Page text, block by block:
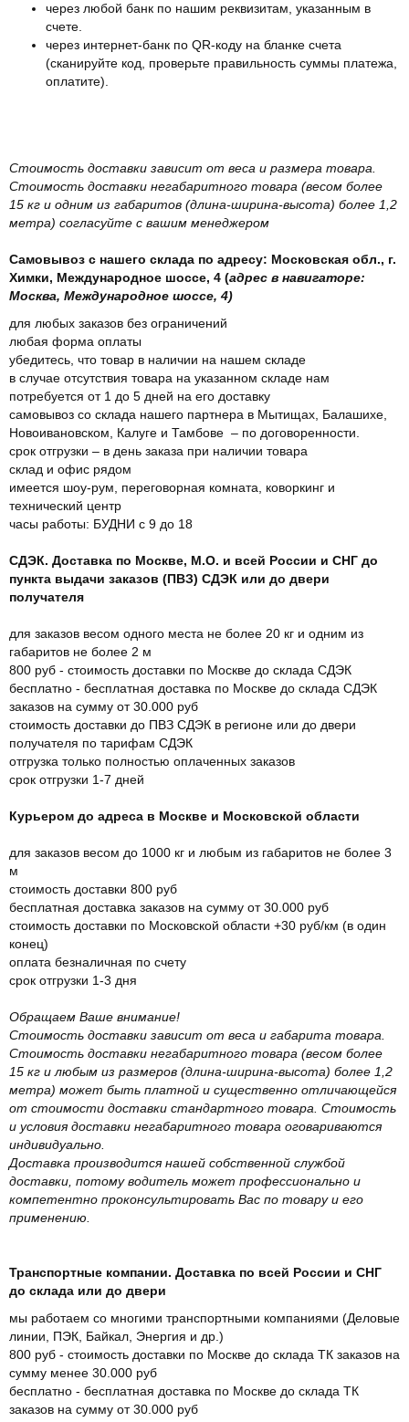
через любой банк по нашим реквизитам, указанным в
счете.
через интернет-банк по QR-коду на бланке счета
(сканируйте код, проверьте правильность суммы платежа,
оплатите).
Стоимость доставки зависит от веса и размера товара.
Стоимость доставки негабаритного товара (весом более
15 кг и одним из габаритов (длина-ширина-высота) более 1,2
метра) согласуйте с вашим менеджером
Самовывоз с нашего склада по адресу: Московская обл., г.
Химки, Международное шоссе, 4 (адрес в навигаторе:
Москва, Международное шоссе, 4)
для любых заказов без ограничений
любая форма оплаты
убедитесь, что товар в наличии на нашем складе
в случае отсутствия товара на указанном складе нам
потребуется от 1 до 5 дней на его доставку
самовывоз со склада нашего партнера в Мытищах, Балашихе,
Новоивановском, Калуге и Тамбове – по договоренности.
срок отгрузки – в день заказа при наличии товара
склад и офис рядом
имеется шоу-рум, переговорная комната, коворкинг и
технический центр
часы работы: БУДНИ с 9 до 18
СДЭК. Доставка по Москве, М.О. и всей России и СНГ до
пункта выдачи заказов (ПВЗ) СДЭК или до двери
получателя
для заказов весом одного места не более 20 кг и одним из
габаритов не более 2 м
800 руб - стоимость доставки по Москве до склада СДЭК
бесплатно - бесплатная доставка по Москве до склада СДЭК
заказов на сумму от 30.000 руб
стоимость доставки до ПВЗ СДЭК в регионе или до двери
получателя по тарифам СДЭК
отгрузка только полностью оплаченных заказов
срок отгрузки 1-7 дней
Курьером до адреса в Москве и Московской области
для заказов весом до 1000 кг и любым из габаритов не более 3
м
стоимость доставки 800 руб
бесплатная доставка заказов на сумму от 30.000 руб
стоимость доставки по Московской области +30 руб/км (в один
конец)
оплата безналичная по счету
срок отгрузки 1-3 дня
Обращаем Ваше внимание!
Стоимость доставки зависит от веса и габарита товара.
Стоимость доставки негабаритного товара (весом более
15 кг и любым из размеров (длина-ширина-высота) более 1,2
метра) может быть платной и существенно отличающейся
от стоимости доставки стандартного товара. Стоимость
и условия доставки негабаритного товара оговариваются
индивидуально.
Доставка производится нашей собственной службой
доставки, потому водитель может профессионально и
компетентно проконсультировать Вас по товару и его
применению.
Транспортные компании. Доставка по всей России и СНГ
до склада или до двери
мы работаем со многими транспортными компаниями (Деловые
линии, ПЭК, Байкал, Энергия и др.)
800 руб - стоимость доставки по Москве до склада ТК заказов на
сумму менее 30.000 руб
бесплатно - бесплатная доставка по Москве до склада ТК
заказов на сумму от 30.000 руб